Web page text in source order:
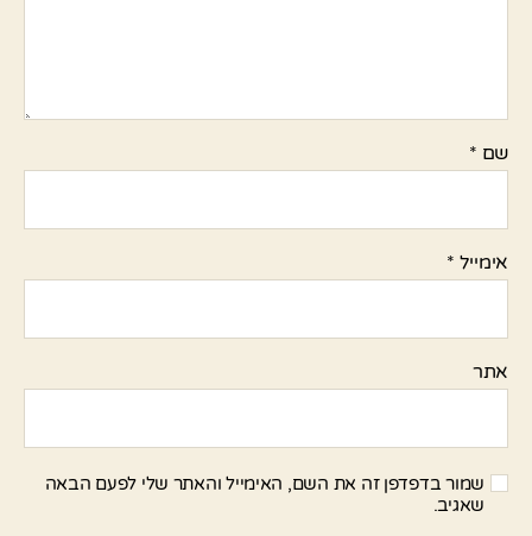
שם *
אימייל *
אתר
שמור בדפדפן זה את השם, האימייל והאתר שלי לפעם הבאה
שאגיב.